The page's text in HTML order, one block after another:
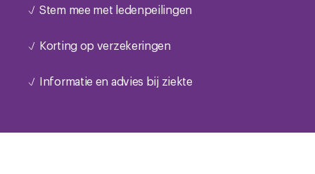
Stem mee met ledenpeilingen
Korting op verzekeringen
Informatie en advies bij ziekte